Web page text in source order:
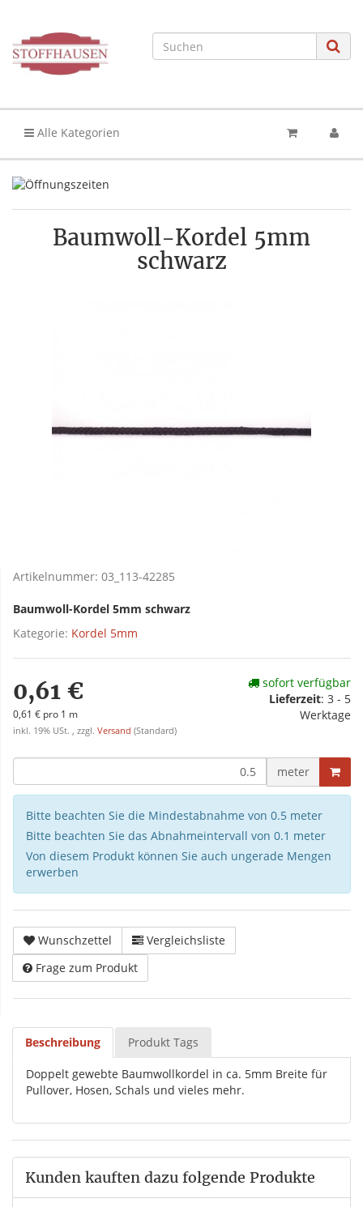
Alle Kategorien
Baumwoll-Kordel 5mm
schwarz
Artikelnummer: 03_113-42285
Baumwoll-Kordel 5mm schwarz
Kategorie: Kordel 5mm
0,61 €
0,61 € pro 1 m
inkl. 19% USt. , zzgl. Versand (Standard)
sofort verfügbar
Lieferzeit: 3 - 5
Werktage
meter
Bitte beachten Sie die Mindestabnahme von 0.5 meter
Bitte beachten Sie das Abnahmeintervall von 0.1 meter
Von diesem Produkt können Sie auch ungerade Mengen
erwerben
Wunschzettel
Vergleichsliste
Frage zum Produkt
Beschreibung Produkt Tags
Doppelt gewebte Baumwollkordel in ca. 5mm Breite für
Pullover, Hosen, Schals und vieles mehr.
Kunden kauften dazu folgende Produkte